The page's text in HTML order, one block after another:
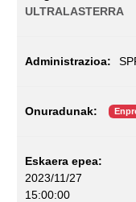
ULTRALASTERRA
2023/11/27
15:00:00